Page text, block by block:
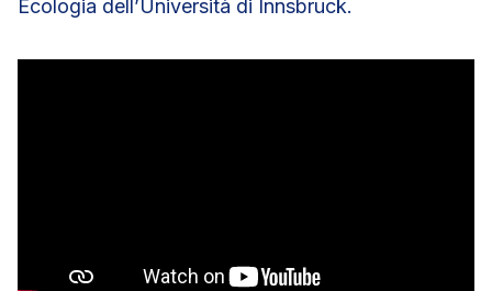
Ecologia dell’Università di Innsbruck.